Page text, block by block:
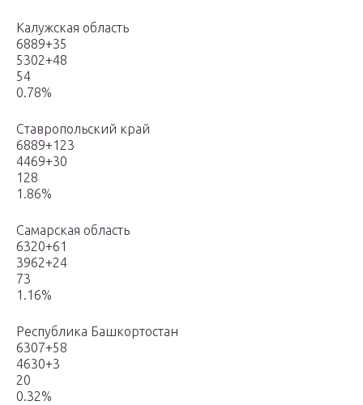
Калужская область
6889+35
5302+48
54
0.78%
Ставропольский край
6889+123
4469+30
128
1.86%
Самарская область
6320+61
3962+24
73
1.16%
Республика Башкортостан
6307+58
4630+3
20
0.32%